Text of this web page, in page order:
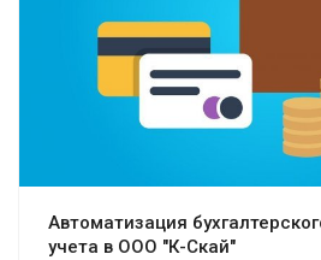
Смотреть проект
Автоматизация
учета в ООО "К-Скай"